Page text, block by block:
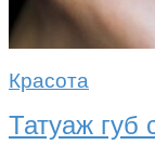
Красота
Татуаж губ